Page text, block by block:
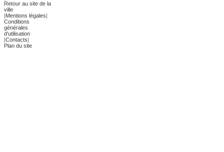
Retour au site de la
ville
Mentions légales
Conditions
générales
d'utilisation
Contacts
Plan du site